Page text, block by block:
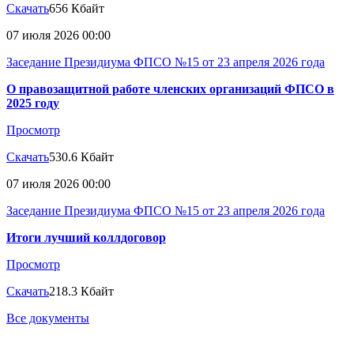
Скачать656 Кбайт
07 июля 2026 00:00
Заседание Президиума ФПСО №15 от 23 апреля 2026 года
О правозащитной работе членских организаций ФПСО в
2025 году
Просмотр
Скачать530.6 Кбайт
07 июля 2026 00:00
Заседание Президиума ФПСО №15 от 23 апреля 2026 года
Итоги лучший коллдоговор
Просмотр
Скачать218.3 Кбайт
Все документы